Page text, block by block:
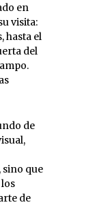
en
visita:
hasta el
del
de
sino que
de